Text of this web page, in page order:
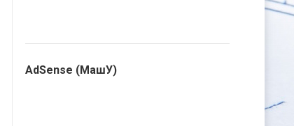
AdSense (МашУ)